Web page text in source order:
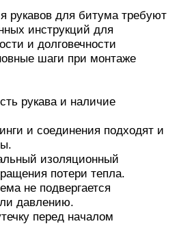
рукавов для битума требуют
инструкций для
и долговечности
шаги при монтаже
рукава и наличие
и соединения подходят и
изоляционный
потери тепла.
не подвергается
давлению.
перед началом